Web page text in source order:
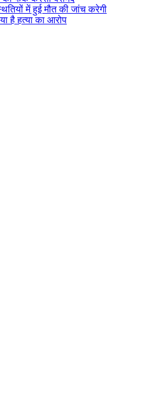
में हुई मौत की जांच करेगी
है हत्या का आरोप